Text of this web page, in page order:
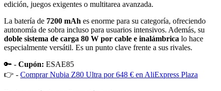
edición, juegos exigentes o multitarea avanzada.
La batería de 7200 mAh es enorme para su categoría, ofreciendo
autonomía de sobra incluso para usuarios intensivos. Además, su
doble sistema de carga 80 W por cable e inalámbrica lo hace
especialmente versátil. Es un punto clave frente a sus rivales.
🔑 - Cupón: ESAE85
👉 - Comprar Nubia Z80 Ultra por 648 € en AliExpress Plaza